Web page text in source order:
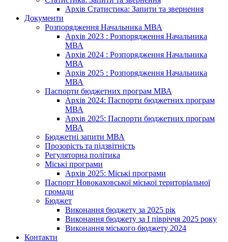
Архів Статистика: Запити та звернення
Документи
Розпорядження Начальника МВА
Архів 2023 : Розпорядження Начальника
МВА
Архів 2024 : Розпорядження Начальника
МВА
Архів 2025 : Розпорядження Начальника
МВА
Паспорти бюджетних програм МВА
Архів 2024: Паспорти бюджетних програм
МВА
Архів 2025: Паспорти бюджетних програм
МВА
Бюджетні запити МВА
Прозорість та підзвітність
Регуляторна політика
Міські програми
Архів 2025: Міські програми
Паспорт Новокаховської міської територіальної
громади
Бюджет
Виконання бюджету за 2025 рік
Виконання бюджету за І півріччя 2025 року
Виконання міського бюджету 2024
Контакти